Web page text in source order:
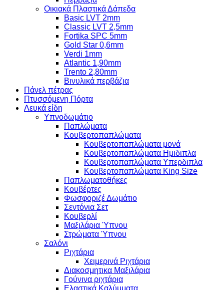
Οικιακά Πλαστικά Δάπεδα
Basic LVT 2mm
Classic LVT 2,5mm
Fortika SPC 5mm
Gold Star 0,6mm
Verdi 1mm
Atlantic 1,90mm
Trento 2,80mm
Βινυλικά περβάζια
Πάνελ πέτρας
Πτυσσόμενη Πόρτα
Λευκά είδη
Υπνοδωμάτιο
Παπλώματα
Κουβερτοπαπλώματα
Κουβερτοπαπλώματα μονά
Κουβερτοπαπλώματα Ημιδιπλα
Κουβερτοπαπλώματα Υπερδιπλα
Κουβερτοπαπλώματα King Size
Παπλωματοθήκες
Κουβέρτες
Φωσφοριζέ Δωμάτιο
Σεντόνια Σετ
Κουβερλί
Μαξιλάρια Ύπνου
Στρώματα Ύπνου
Σαλόνι
Ριχτάρια
Χειμερινά Ριχτάρια
Διακοσμητικα Μαξιλάρια
Γούνινα ριχτάρια
Ελαστικά Καλύμματα